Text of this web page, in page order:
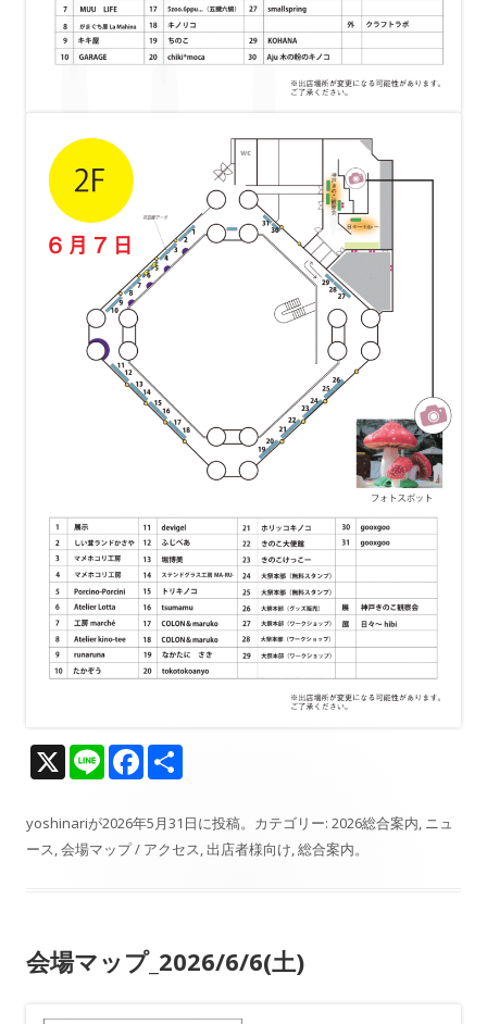
X Li
e
F
e
b
k
yoshinariが2026年5月31日に投稿。カテゴリー: 2026総合案内, ニュ
ース,会場マップ / アクセス,出店者様向け,総合案内。
会場マップ_2026/6/6(土)